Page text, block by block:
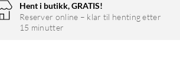
Hent i butikk, GRATIS!
Reserver online – klar til henting etter
15 minutter